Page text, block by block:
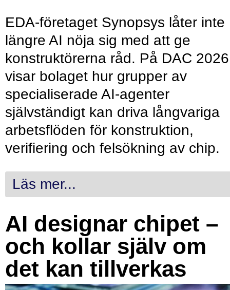
EDA-företaget Synopsys låter inte
längre AI nöja sig med att ge
konstruktörerna råd. På DAC 2026
visar bolaget hur grupper av
specialiserade AI-agenter
självständigt kan driva långvariga
arbetsflöden för konstruktion,
verifiering och felsökning av chip.
Läs mer...
AI designar chipet –
och kollar själv om
det kan tillverkas